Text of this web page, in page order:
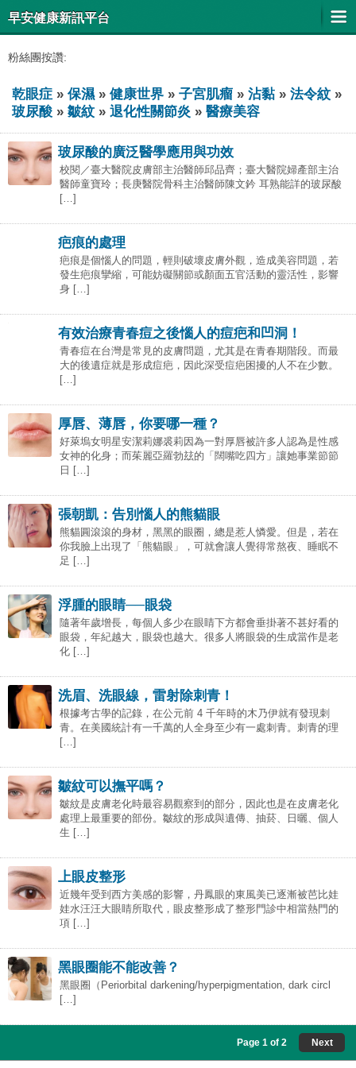
早安健康新訊平台
粉絲團按讚:
乾眼症 » 保濕» 健康世界 » 子宮肌瘤 » 沾黏 » 法令紋 »
玻尿酸 » 皺紋 » 退化性關節炎 » 醫療美容
玻尿酸的廣泛醫學應用與功效
校閱／臺大醫院皮膚部主治醫師邱品齊；臺大醫院婦產部主治
醫師童寶玲；長庚醫院骨科主治醫師陳文鈐 耳熟能詳的玻尿酸
[…]
疤痕的處理
疤痕是個惱人的問題，輕則破壞皮膚外觀，造成美容問題，若
發生疤痕攣縮，可能妨礙關節或顏面五官活動的靈活性，影響
身 […]
有效治療青春痘之後惱人的痘疤和凹洞！
青春痘在台灣是常見的皮膚問題，尤其是在青春期階段。而最
大的後遺症就是形成痘疤，因此深受痘疤困擾的人不在少數。
[…]
厚唇、薄唇，你要哪一種？
好萊塢女明星安潔莉娜裘莉因為一對厚唇被許多人認為是性感
女神的化身；而茱麗亞羅勃玆的「闊嘴吃四方」讓她事業節節
日 […]
張朝凱：告別惱人的熊貓眼
熊貓圓滾滾的身材，黑黑的眼圈，總是惹人憐愛。但是，若在
你我臉上出現了「熊貓眼」，可就會讓人覺得常熬夜、睡眠不
足 […]
浮腫的眼睛──眼袋
隨著年歲增長，每個人多少在眼睛下方都會垂掛著不甚好看的
眼袋，年紀越大，眼袋也越大。很多人將眼袋的生成當作是老
化 […]
洗眉、洗眼線，雷射除刺青！
根據考古學的記錄，在公元前 4 千年時的木乃伊就有發現刺
青。在美國統計有一千萬的人全身至少有一處刺青。刺青的理
[…]
皺紋可以撫平嗎？
皺紋是皮膚老化時最容易觀察到的部分，因此也是在皮膚老化
處理上最重要的部份。皺紋的形成與遺傳、抽菸、日曬、個人
生 […]
上眼皮整形
近幾年受到西方美感的影響，丹鳳眼的東風美已逐漸被芭比娃
娃水汪汪大眼睛所取代，眼皮整形成了整形門診中相當熱門的
項 […]
黑眼圈能不能改善？
黑眼圈（Periorbital darkening/hyperpigmentation, dark circl
[…]
Next
Page 1 of 2